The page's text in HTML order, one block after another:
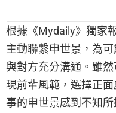
根據《Mydaily》獨家
主動聯繫申世景，為
與對方充分溝通。雖
現前輩風範，選擇正
事的申世景感到不知